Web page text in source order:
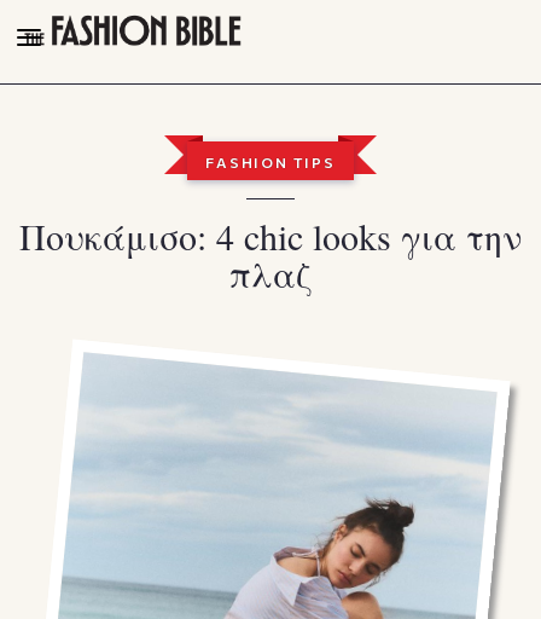
THE FASHION BIBLE
TALK OF THE TOWN
FOLLOW
Facebook
Instagram
Youtube
TikTok
X(Twitter)
FASHION TIPS
Πουκάμισο: 4 chic looks για την
πλαζ